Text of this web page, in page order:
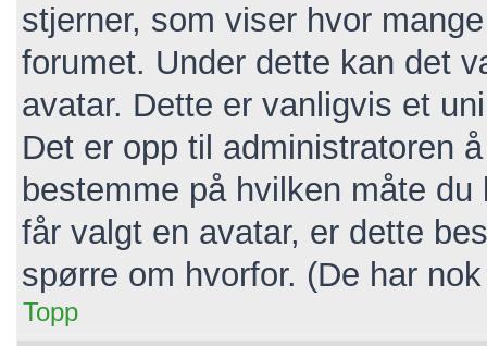
stjerner, som viser hvor
forumet. Under dette kan det
avatar. Dette er vanligvis et
Det er opp til administratoren
bestemme på hvilken måte
får valgt en avatar, er dette
spørre om hvorfor. (De har
Topp